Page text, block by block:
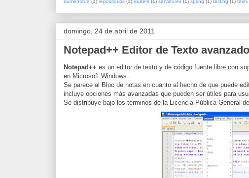
aumentada (1) repositorios (1) routers (1) servidores (1) spring (1) testing (1) tmmi
domingo, 24 de abril de 2011
Notepad++ Editor de Texto avanzado
Notepad++ es un editor de texto y de código fuente libre con
en Microsoft Windows.
Se parece al Bloc de notas en cuanto al hecho de que puede
incluye opciones más avanzadas que pueden ser útiles para
Se distribuye bajo los términos de la Licencia Pública General de